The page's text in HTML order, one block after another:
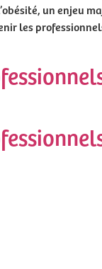
un enjeu
les